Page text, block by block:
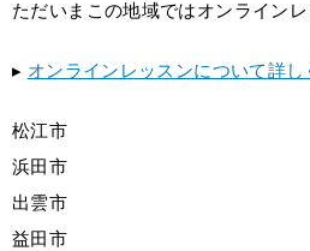
ただいまこの地域ではオンラインレ
▸ オンラインレッスンについて詳し
松江市
浜田市
出雲市
益田市